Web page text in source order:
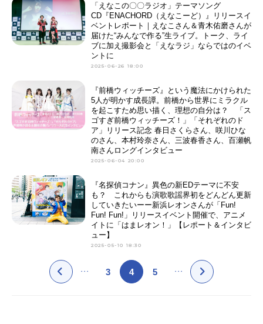
「えなこの〇〇ラジオ」テーマソング
CD『ENACHORD（えなこーど）』リリースイ
ベントレポート｜えなこさん＆青木佑磨さんが
届けた“みんなで作る”生ライブ。トーク、ライ
ブに加え撮影会と「えなラジ」ならではのイベ
ントに
2025-06-26 18:00
『前橋ウィッチーズ』という魔法にかけられた
5人が明かす成長譚。前橋から世界にミラクル
を起こすため思い描く、理想の自分は？ 「ス
ゴすぎ前橋ウィッチーズ！」「それぞれのド
ア」リリース記念 春日さくらさん、咲川ひな
のさん、本村玲奈さん、三波春香さん、百瀬帆
南さんロングインタビュー
2025-06-04 20:00
『名探偵コナン』異色の新EDテーマに不安
も？ これからも演歌歌謡界初をどんどん更新
していきたいーー新浜レオンさんが「Fun!
Fun! Fun!」リリースイベント開催で、アニメ
イトに「はまレオン！」【レポート＆インタビ
ュー】
2025-05-10 18:30
3 4 5